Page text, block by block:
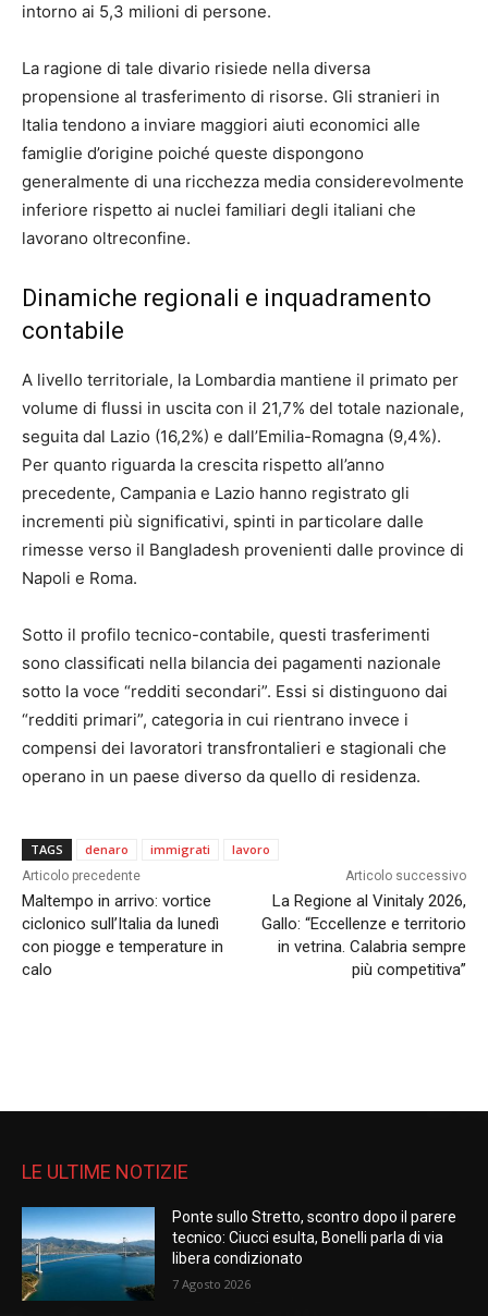
intorno ai 5,3 milioni di persone.
La ragione di tale divario risiede nella diversa
propensione al trasferimento di risorse. Gli stranieri in
Italia tendono a inviare maggiori aiuti economici alle
famiglie d’origine poiché queste dispongono
generalmente di una ricchezza media considerevolmente
inferiore rispetto ai nuclei familiari degli italiani che
lavorano oltreconfine.
Dinamiche regionali e inquadramento
contabile
A livello territoriale, la Lombardia mantiene il primato per
volume di flussi in uscita con il 21,7% del totale nazionale,
seguita dal Lazio (16,2%) e dall’Emilia-Romagna (9,4%).
Per quanto riguarda la crescita rispetto all’anno
precedente, Campania e Lazio hanno registrato gli
incrementi più significativi, spinti in particolare dalle
rimesse verso il Bangladesh provenienti dalle province di
Napoli e Roma.
Sotto il profilo tecnico-contabile, questi trasferimenti
sono classificati nella bilancia dei pagamenti nazionale
sotto la voce “redditi secondari”. Essi si distinguono dai
“redditi primari”, categoria in cui rientrano invece i
compensi dei lavoratori transfrontalieri e stagionali che
operano in un paese diverso da quello di residenza.
TAGS denaro immigrati lavoro
Articolo precedente
Maltempo in arrivo: vortice
ciclonico sull’Italia da lunedì
con piogge e temperature in
calo
Articolo successivo
La Regione al Vinitaly 2026,
Gallo: “Eccellenze e territorio
in vetrina. Calabria sempre
più competitiva”
LE ULTIME NOTIZIE
Ponte sullo Stretto, scontro dopo il parere
tecnico: Ciucci esulta, Bonelli parla di via
libera condizionato
7 Agosto 2026